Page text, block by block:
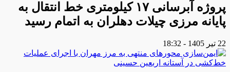
پروژه آبرسانی ۱۷ کیلومتری خط انتقال به
پایانه مرزی چیلات دهلران به اتمام رسید
22 تیر 1405 - 18:32